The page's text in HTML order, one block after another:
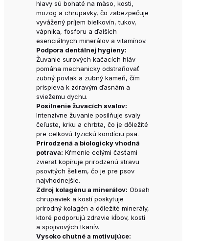
hlavy sú bohaté na mäso, kosti,
mozog a chrupavky, čo zabezpečuje
vyvážený príjem bielkovín, tukov,
vápnika, fosforu a ďalších
esenciálnych minerálov a vitamínov.
Podpora dentálnej hygieny:
Žuvanie surových kačacích hláv
pomáha mechanicky odstraňovať
zubný povlak a zubný kameň, čím
prispieva k zdravým ďasnám a
sviežemu dychu.
Posilnenie žuvacích svalov:
Intenzívne žuvanie posilňuje svaly
čeľuste, krku a chrbta, čo je dôležité
pre celkovú fyzickú kondíciu psa.
Prirodzená a biologicky vhodná
potrava: Kŕmenie celými časťami
zvierat kopíruje prirodzenú stravu
psovitých šeliem, čo je pre psov
najvhodnejšie.
Zdroj kolagénu a minerálov: Obsah
chrupaviek a kostí poskytuje
prírodný kolagén a dôležité minerály,
ktoré podporujú zdravie kĺbov, kostí
a spojivových tkanív.
Vysoko chutné a motivujúce: